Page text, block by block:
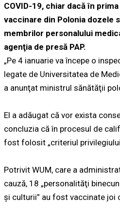
COVID-19, chiar dacă în
vaccinare din Polonia dozele
membrilor personalului
agenţia de presă PAP.
„Pe 4 ianuarie va începe o
legate de Universitatea de
a anunţat ministrul sănătăţii
El a adăugat că vor exista
concluzia că în procesul de
fost folosit „criteriul
Potrivit WUM, care a
cauză, 18 „personalităţi
şi culturii” au fost vaccinate joi